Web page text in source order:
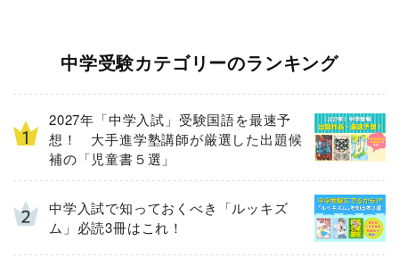
中学受験カテゴリーのランキング
2027年「中学入試」受験国語を最速予
想！ 大手進学塾講師が厳選した出題候
補の「児童書５選」
中学入試で知っておくべき「ルッキズ
ム」必読3冊はこれ！